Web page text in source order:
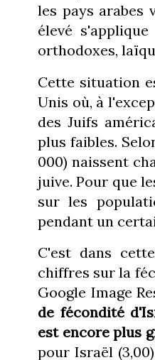
les pays arabes
élevé
orthodoxes,
Cette situation
Unis où, à
des Juifs
plus faibles.
000) naissent
juive. Pour que
sur les
pendant un
C'est dans
chiffres sur la
Google Image
de fécondité
est encore plus
pour Israël